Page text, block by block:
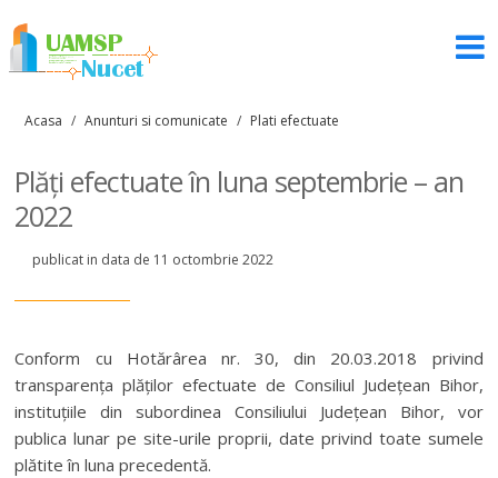
Acasa / Anunturi si comunicate / Plati efectuate
Plăți efectuate în luna septembrie – an
2022
publicat in data de 11 octombrie 2022
Conform cu Hotărârea nr. 30, din 20.03.2018 privind
transparența plăților efectuate de Consiliul Județean Bihor,
instituțiile din subordinea Consiliului Județean Bihor, vor
publica lunar pe site-urile proprii, date privind toate sumele
plătite în luna precedentă.